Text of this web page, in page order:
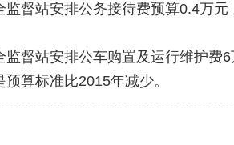
督站安排公务接待费预算0.4万元
督站安排公车购置及运行维护费
算标准比2015年减少。